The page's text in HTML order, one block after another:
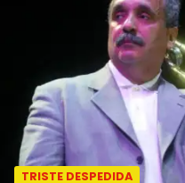
TRISTE DESPEDIDA